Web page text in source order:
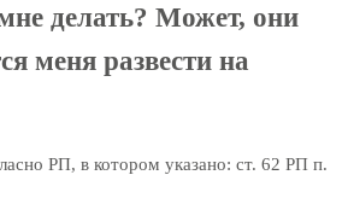
делать? Может, они
меня развести на
РП, в котором указано: ст. 62 РП п.